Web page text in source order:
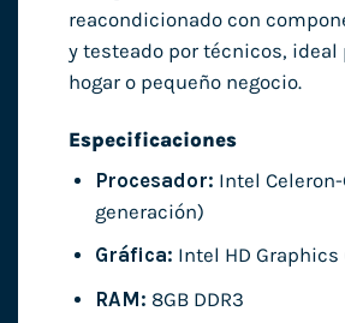
reacondicionado con
y testeado por técnicos, ideal
hogar o pequeño negocio.
Especificaciones
Procesador: Intel Celeron-
generación)
Gráfica: Intel HD
RAM: 8GB DDR3